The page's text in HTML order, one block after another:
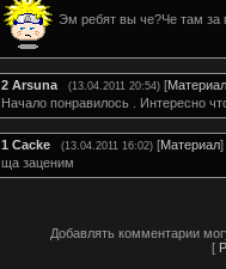
Эм ребят вы че?Че там за
2 Arsuna (13.04.2011 20:54) [Материал
Начало понравилось . Интересно
1 Cacke (13.04.2011 16:02) [Материал]
ща заценим
Добавлять комментарии
[